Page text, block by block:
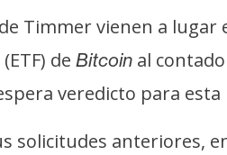
Timmer vienen a lugar
de Bitcoin al
veredicto para
solicitudes anteriores,